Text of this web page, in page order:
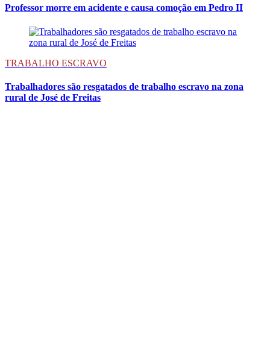
Professor morre em acidente e causa comoção em Pedro II
TRABALHO ESCRAVO
Trabalhadores são resgatados de trabalho escravo na zona
rural de José de Freitas